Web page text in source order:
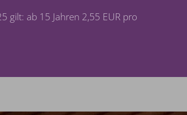
gilt: ab 15 Jahren 2,55 EUR pro